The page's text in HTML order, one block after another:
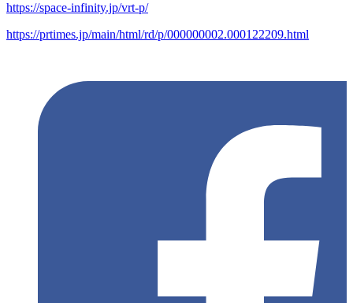
https://space-infinity.jp/vrt-p/
https://prtimes.jp/main/html/rd/p/000000002.000122209.html